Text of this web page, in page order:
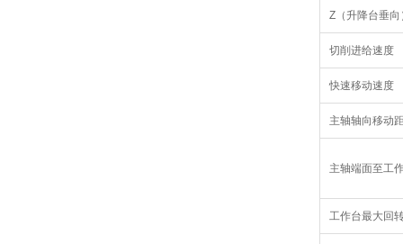
Z（升降台垂
切削进给速度
快速移动速度
主轴轴向移动
主轴端面至工
工作台最大回